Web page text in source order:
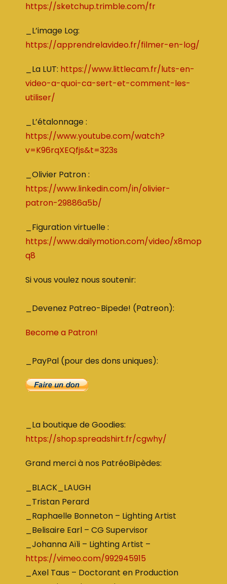
https://sketchup.trimble.com/fr
_L’image Log:
https://apprendrelavideo.fr/filmer-en-log/
_La LUT: https://www.littlecam.fr/luts-en-
video-a-quoi-ca-sert-et-comment-les-
utiliser/
_L’étalonnage :
https://www.youtube.com/watch?
v=K96rqXEQfjs&t=323s
_Olivier Patron :
https://www.linkedin.com/in/olivier-
patron-29886a5b/
_Figuration virtuelle :
https://www.dailymotion.com/video/x8mop
q8
Si vous voulez nous soutenir:
_Devenez Patreo-Bipede! (Patreon):
Become a Patron!
_PayPal (pour des dons uniques):
_La boutique de Goodies:
https://shop.spreadshirt.fr/cgwhy/
Grand merci à nos PatréoBipèdes:
_BLACK_LAUGH
_Tristan Perard
_Raphaelle Bonneton – Lighting Artist
_Belisaire Earl – CG Supervisor
_Johanna Aïli – Lighting Artist –
https://vimeo.com/992945915
_Axel Taus – Doctorant en Production